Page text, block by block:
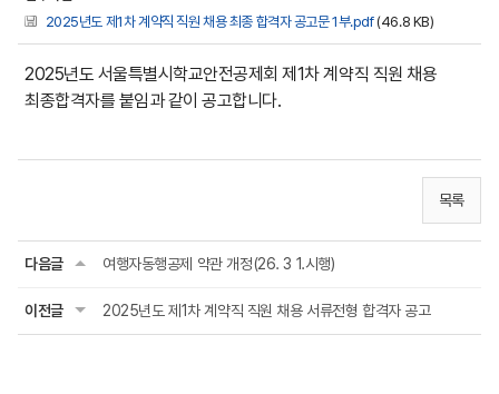
2025년도 제1차 계약직 직원 채용 최종 합격자 공고문 1부.pdf(46.8 KB)
2025년도 서울특별시학교안전공제회 제1차 계약직 직원 채용
최종합격자를 붙임과 같이 공고합니다.
목록
다음글 여행자동행공제 약관 개정(26. 3 1.시행)
이전글 2025년도 제1차 계약직 직원 채용 서류전형 합격자 공고